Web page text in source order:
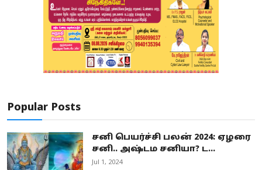
Popular Posts
சனி பெயர்ச்சி பலன் 2024: ஏழரை
சனி.. அஷ்டம சனியா? ட...
Jul 1, 2024